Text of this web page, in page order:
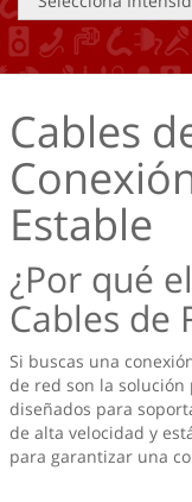
Cables
Estable
¿Por qué
Cables de
Si buscas una
de red son la solución
diseñados para
de alta velocidad y
para garantizar una